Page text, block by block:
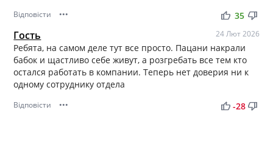
Відповісти ••• thumb_up thumb_down
35
Гость 24 Лют 2026
Ребята, на самом деле тут все просто. Пацани накрали
бабок и щастливо себе живут, а розгребать все тем кто
остался работать в компании. Теперь нет доверия ни к
одному сотруднику отдела
Відповісти ••• thumb_up thumb_down
-28